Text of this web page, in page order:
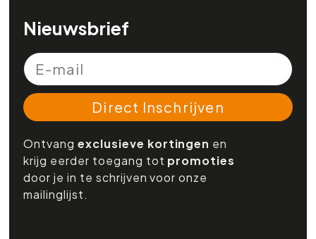
Nieuwsbrief
Direct Inschrijven
Ontvangexclusieve kortingen en
krijg eerder toegang tot promoties
door je in te schrijven voor onze
mailinglijst.